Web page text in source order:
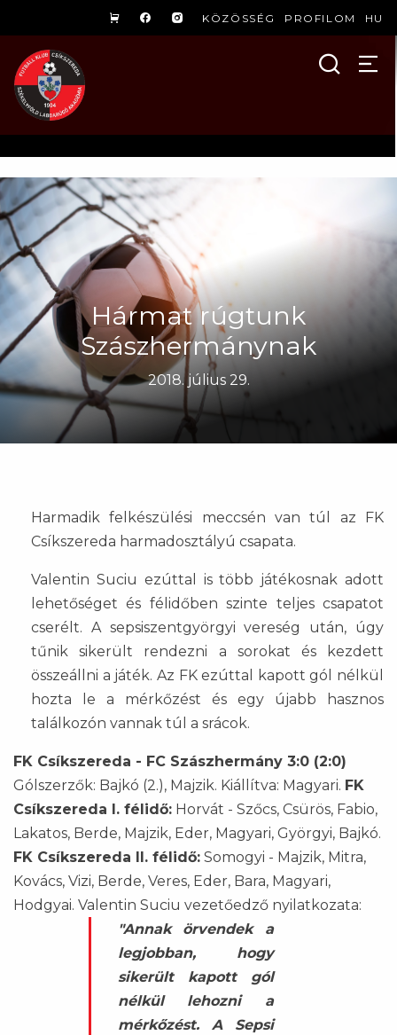
KÖZÖSSÉG PROFILOM HU
Hármat rúgtunk
Szászhermánynak
2018. július 29.
Harmadik felkészülési meccsén van túl az FK
Csíkszereda harmadosztályú csapata.
Valentin Suciu ezúttal is több játékosnak adott
lehetőséget és félidőben szinte teljes csapatot
cserélt. A sepsiszentgyörgyi vereség után, úgy
tűnik sikerült rendezni a sorokat és kezdett
összeállni a játék. Az FK ezúttal kapott gól nélkül
hozta le a mérkőzést és egy újabb hasznos
találkozón vannak túl a srácok.
FK Csíkszereda - FC Szászhermány 3:0 (2:0)
Gólszerzők: Bajkó (2.), Majzik. Kiállítva: Magyari. FK
Csíkszereda I. félidő: Horvát - Szőcs, Csürös, Fabio,
Lakatos, Berde, Majzik, Eder, Magyari, Györgyi, Bajkó.
FK Csíkszereda II. félidő: Somogyi - Majzik, Mitra,
Kovács, Vizi, Berde, Veres, Eder, Bara, Magyari,
Hodgyai. Valentin Suciu vezetőedző nyilatkozata:
"Annak örvendek a
legjobban, hogy
sikerült kapott gól
nélkül lehozni a
mérkőzést. A Sepsi